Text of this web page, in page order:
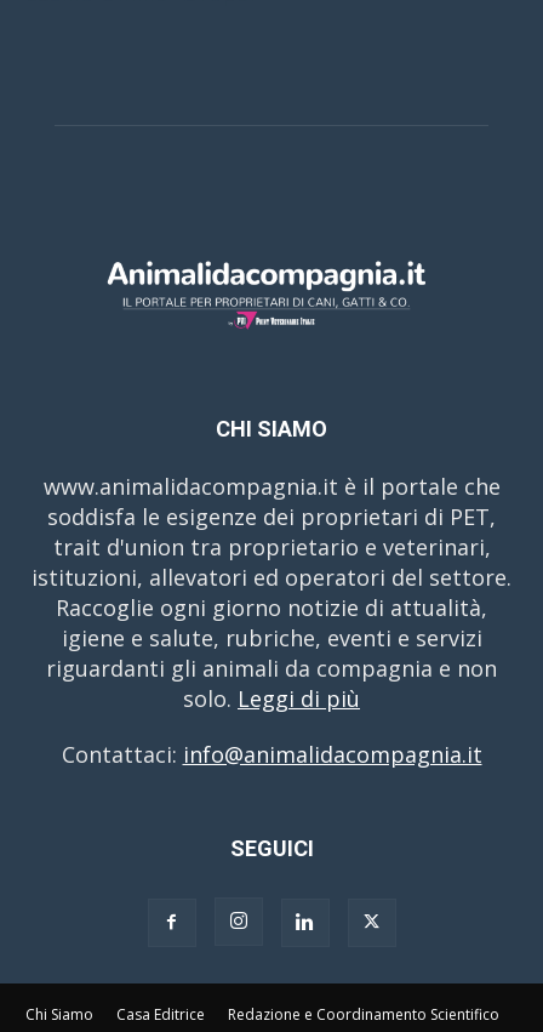
CHI SIAMO
www.animalidacompagnia.it è il portale che
soddisfa le esigenze dei proprietari di PET,
trait d'union tra proprietario e veterinari,
istituzioni, allevatori ed operatori del settore.
Raccoglie ogni giorno notizie di attualità,
igiene e salute, rubriche, eventi e servizi
riguardanti gli animali da compagnia e non
solo. Leggi di più
Contattaci: info@animalidacompagnia.it
SEGUICI
Chi Siamo Casa Editrice
Redazione e Coordinamento Scientifico